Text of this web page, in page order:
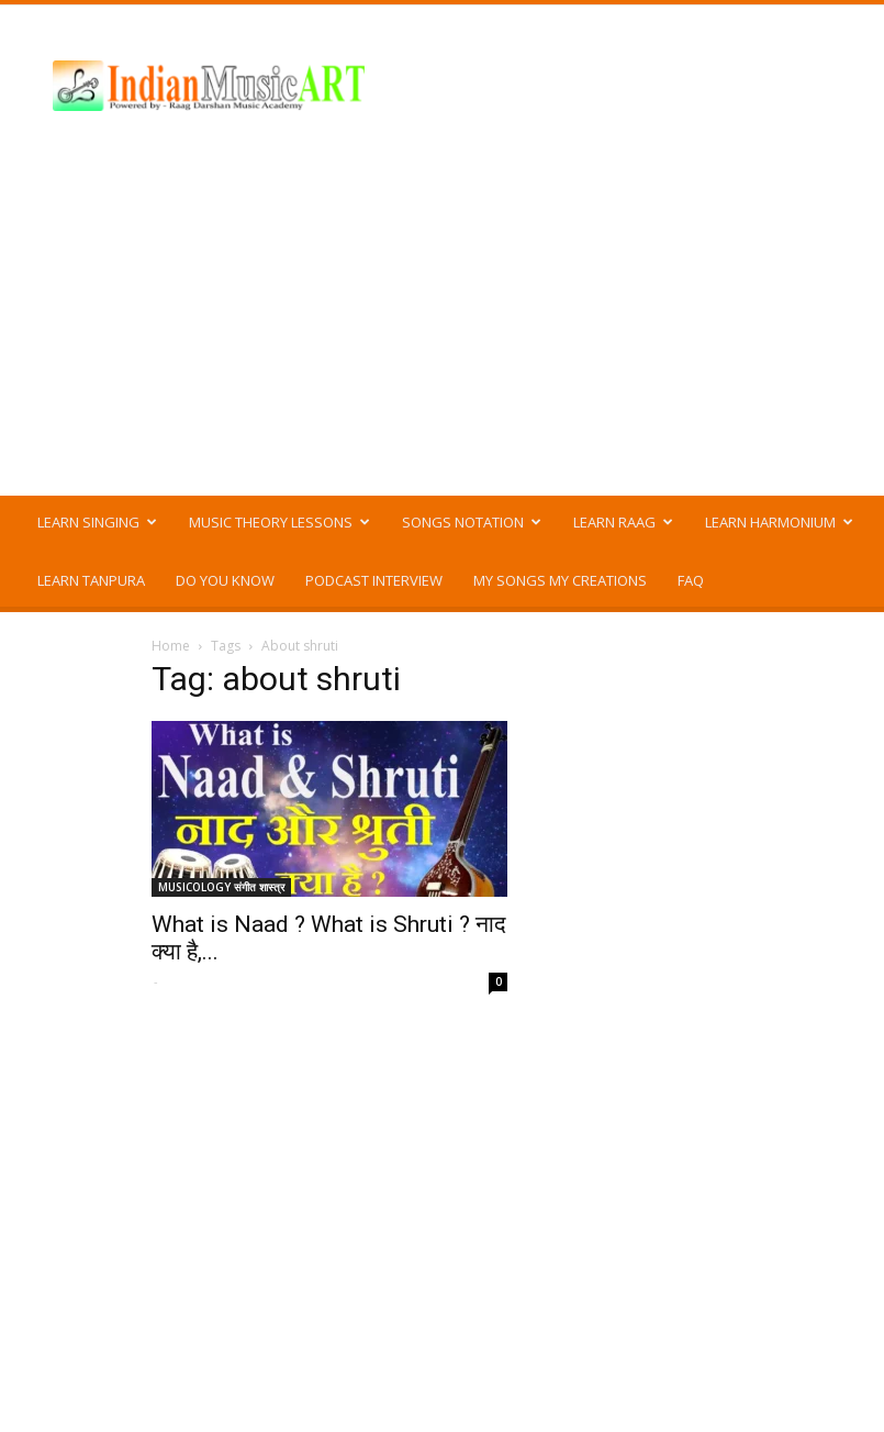
Music
ART
LEARN SINGING MUSIC THEORY LESSONS SONGS NOTATION LEARN RAAG LEARN HARMONIUM
LEARN TANPURA DO YOU KNOW PODCAST INTERVIEW MY SONGS MY CREATIONS FAQ
Home Tags About shruti
Tag: about shruti
MUSICOLOGY संगीत शास्त्र
What is Naad ? What is Shruti ? नाद
क्या है,...
- 0